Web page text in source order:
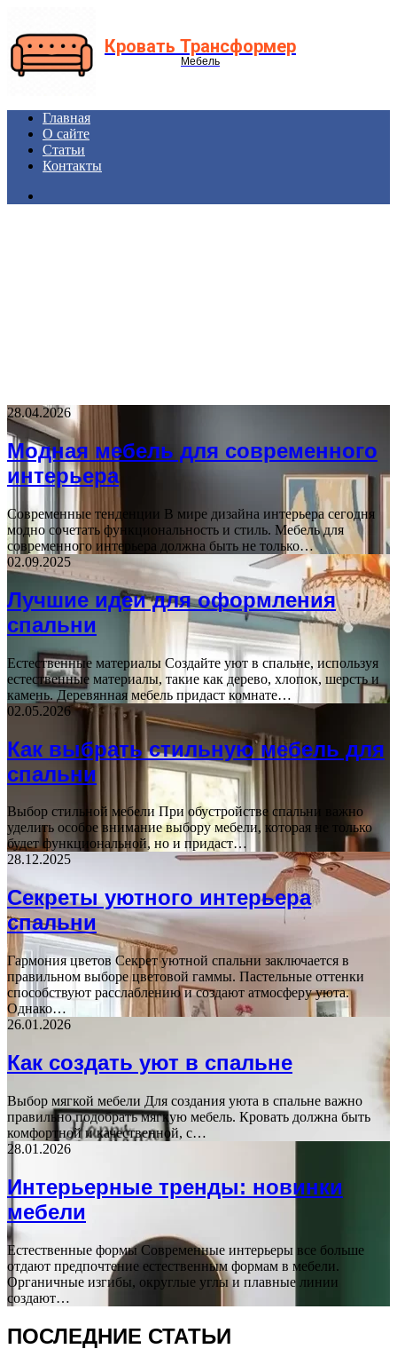
Кровать Трансформер
Мебель
Главная
О сайте
Статьи
Контакты
28.04.2026
Модная мебель для современного
интерьера
Современные тенденции В мире дизайна интерьера сегодня
модно сочетать функциональность и стиль. Мебель для
современного интерьера должна быть не только…
02.09.2025
Лучшие идеи для оформления
спальни
Естественные материалы Создайте уют в спальне, используя
естественные материалы, такие как дерево, хлопок, шерсть и
камень. Деревянная мебель придаст комнате…
02.05.2026
Как выбрать стильную мебель для
спальни
Выбор стильной мебели При обустройстве спальни важно
уделить особое внимание выбору мебели, которая не только
будет функциональной, но и придаст…
28.12.2025
Секреты уютного интерьера
спальни
Гармония цветов Секрет уютной спальни заключается в
правильном выборе цветовой гаммы. Пастельные оттенки
способствуют расслаблению и создают атмосферу уюта.
Однако…
26.01.2026
Как создать уют в спальне
Выбор мягкой мебели Для создания уюта в спальне важно
правильно подобрать мягкую мебель. Кровать должна быть
комфортной и качественной, с…
28.01.2026
Интерьерные тренды: новинки
мебели
Естественные формы Современные интерьеры все больше
отдают предпочтение естественным формам в мебели.
Органичные изгибы, округлые углы и плавные линии
создают…
ПОСЛЕДНИЕ СТАТЬИ